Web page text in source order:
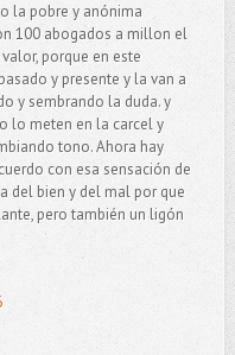
la pobre y anónima
100 abogados a millon el
porque en este
y presente y la van a
y sembrando la duda. y
lo meten en la carcel y
tono. Ahora hay
con esa sensación de
del bien y del mal por que
pero también un ligón